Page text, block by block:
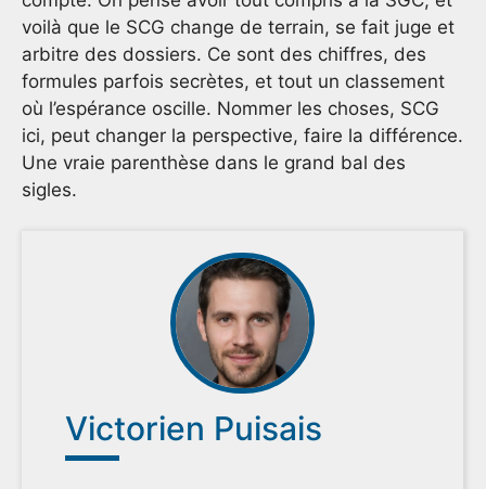
voilà que le SCG change de terrain, se fait juge et
arbitre des dossiers. Ce sont des chiffres, des
formules parfois secrètes, et tout un classement
où l’espérance oscille. Nommer les choses, SCG
ici, peut changer la perspective, faire la différence.
Une vraie parenthèse dans le grand bal des
sigles.
Victorien Puisais